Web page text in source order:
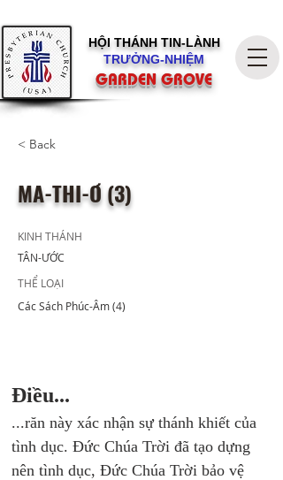
HỘI THÁNH TIN-LÀNH
TRƯỞNG-NHIỆM
GARDEN GROVE
< Back
MA-THI-Ơ (3)
KINH THÁNH
TÂN-ƯỚC
THỂ LOẠI
Các Sách Phúc-Âm (4)
Điều...
...răn này xác nhận sự thánh khiết của
tình dục. Đức Chúa Trời đã tạo dựng
nên tình dục, Đức Chúa Trời bảo vệ